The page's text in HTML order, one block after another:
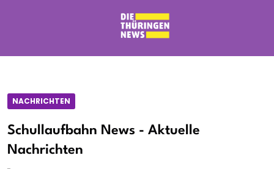
NACHRICHTEN
Schullaufbahn News - Aktuelle
Nachrichten